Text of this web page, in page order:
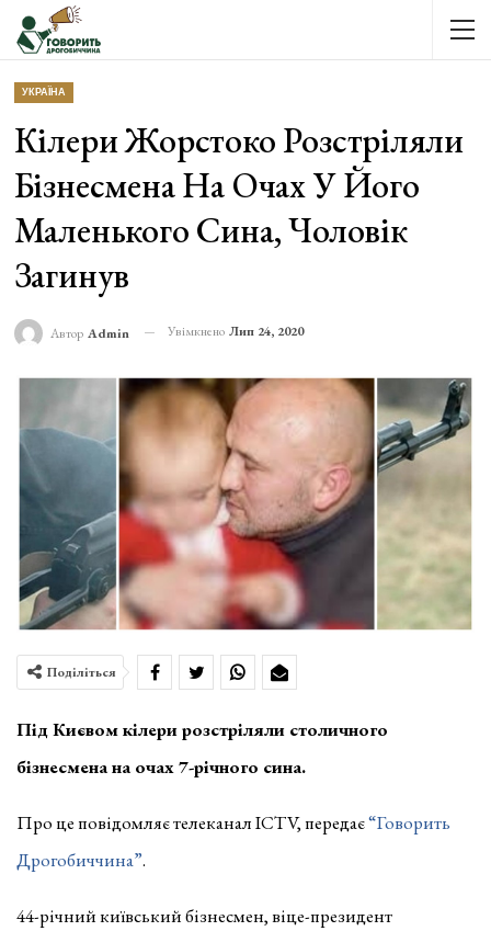
УКРАЇНА
Кілери Жорстоко Розстріляли
Бізнесмена На Очах У Його
Маленького Сина, Чоловік
Загинув
Автор Admin Увімкнено Лип 24, 2020
Поділіться
Під Києвом кілери розстріляли столичного
бізнесмена на очах 7-річного сина.
Про це повідомляє телеканал ICTV, передає“Говорить
Дрогобиччина”.
44-річний київський бізнесмен, віце-президент